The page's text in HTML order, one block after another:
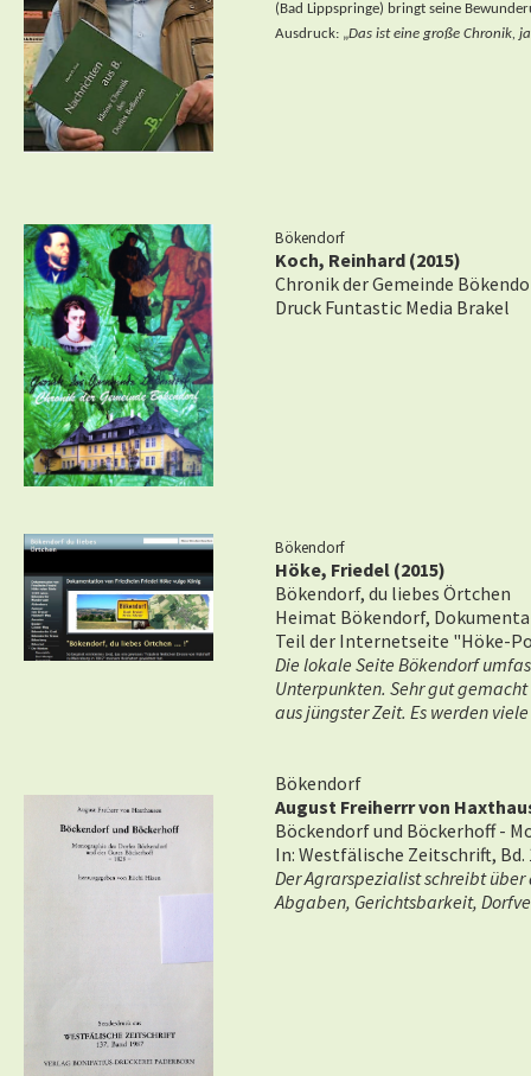
(Bad Lippspringe) bringt seine
Ausdruck: „Das ist eine große Chronik,
Bökendorf
Koch, Reinhard (2015)
Chronik der Gemeinde
Druck Funtastic Media Brakel
Bökendorf
Höke, Friedel (2015)
Bökendorf, du liebes Örtchen
Heimat Bökendorf,
Teil der Internetseite "Höke-
Die lokale Seite Bökendorf
Unterpunkten. Sehr gut
aus jüngster Zeit. Es werden
Bökendorf
August Freiherrr von
Böckendorf und Böckerhoff -
In: Westfälische Zeitschrift, Bd.
Der Agrarspezialist schreibt
Abgaben, Gerichtsbarkeit,